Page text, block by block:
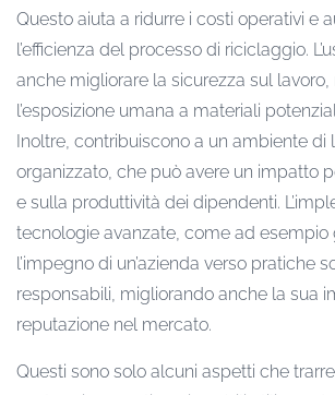
Questo aiuta a ridurre i costi operativi e
l’efficienza del processo di riciclaggio.
anche migliorare la sicurezza sul
l’esposizione umana a materiali
Inoltre, contribuiscono a un ambiente di
organizzato, che può avere un impatto
e sulla produttività dei dipendenti.
tecnologie avanzate, come ad esempio
l’impegno di un’azienda verso pratiche
responsabili, migliorando anche la sua
reputazione nel mercato.
Questi sono solo alcuni aspetti che